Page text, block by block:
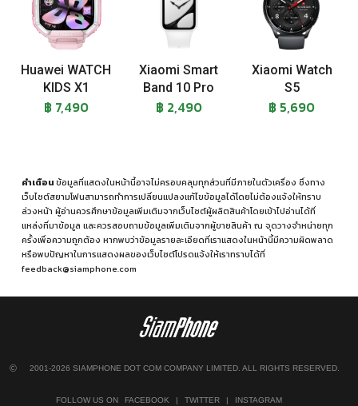
Huawei WATCH
KIDS X1
฿ 7,490
Xiaomi Smart
Band 10 Pro
฿ 2,490
Xiaomi Watch
S5
฿ 5,690
คำเตือนข้อมูลที่แสดงในหน้านี้อาจไม่ครอบคลุมทุกส่วนที่มีภายในตัวเครื่อง ซึ่งทาง
เว็บไซต์สยามโฟนสามารถทำการเปลี่ยนแปลงแก้ไขข้อมูลได้โดยไม่ต้องแจ้งให้ทราบ
ล่วงหน้า ผู้อ่านควรศึกษาข้อมูลเพิ่มเติมจากเว็บไซต์ผู้ผลิตสินค้าโดยเข้าไปอ่านได้ที่
แหล่งที่มาข้อมูล และควรสอบถามข้อมูลเพิ่มเติมจากผู้ขายสินค้า ณ จุดวางจำหน่ายทุก
ครั้งเพื่อความถูกต้อง หากพบว่าข้อมูลรายละเอียดที่เราแสดงในหน้านี้มีความผิดพลาด
หรือพบปัญหาในการแสดงผลของเว็บไซต์โปรดแจ้งให้เราทราบได้ที่
feedback@siamphone.com
© 2001-2026 SIAMPHONE DOT COM COMPANY LIMITED. ALL RIGHTS RESERVED.
FOLLOW US ON FACEBOOK | TWITTER | INSTAGRAM